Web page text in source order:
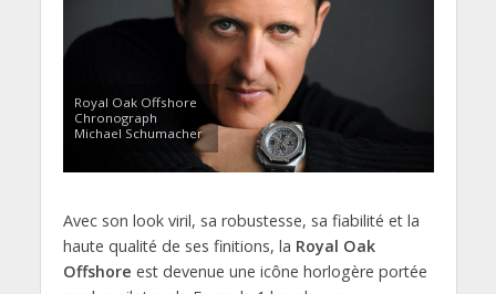
Royal Oak Offshore
Chronograph
Michael Schumacher
Avec son look viril, sa robustesse, sa fiabilité et la
haute qualité de ses finitions, la Royal Oak
Offshore est devenue une icône horlogère portée